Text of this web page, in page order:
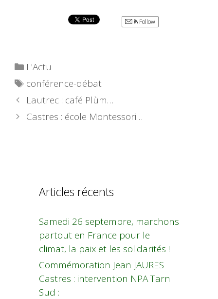
Follow
Catégories
L'Actu
Étiquettes
conférence-débat
Lautrec : café Plùm…
Castres : école Montessori…
Articles récents
Samedi 26 septembre, marchons
partout en France pour le
climat, la paix et les solidarités !
Commémoration Jean JAURES
Castres : intervention NPA Tarn
Sud :